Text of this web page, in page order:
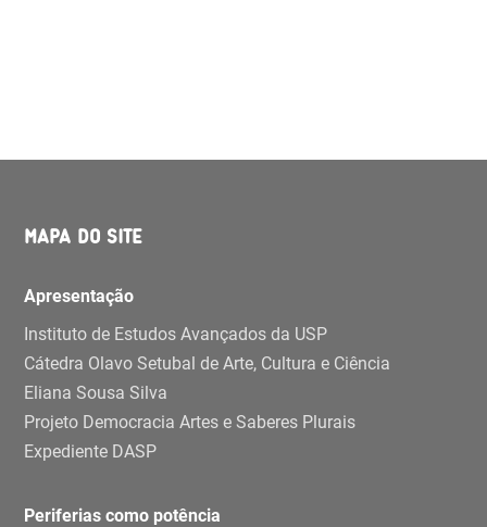
MAPA DO SITE
Apresentação
Instituto de Estudos Avançados da USP
Cátedra Olavo Setubal de Arte, Cultura e Ciência
Eliana Sousa Silva
Projeto Democracia Artes e Saberes Plurais
Expediente DASP
Periferias como potência